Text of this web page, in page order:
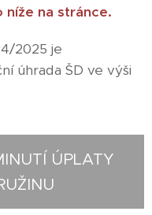
na stránce.
2025 je
úhrada ŠD ve výši
ÚPLATY